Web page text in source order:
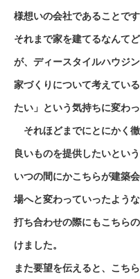
様想いの会社であることです
それまで家を建てるなんて
が、 ディースタイルハウジ
家づくりについて考えてい
たい」 という気持ちに変わ
それほどまでにとにかく
良いものを提供したいという
いつの間にかこちらが建築
場へと変わっていったような
打ち合わせの際にもこちら
けました。
また要望を伝えると、こち